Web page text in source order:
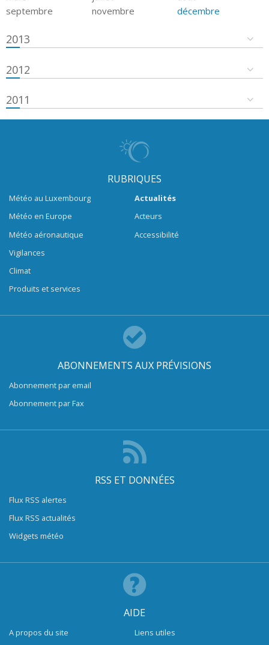
septembre
novembre décembre
2013
2012
2011
RUBRIQUES
Météo au Luxembourg
Météo en Europe
Météo aéronautique
Vigilances
Climat
Produits et services
Actualités
Acteurs
Accessibilité
ABONNEMENTS AUX PRÉVISIONS
Abonnement par email
Abonnement par Fax
RSS ET DONNÉES
Flux RSS alertes
Flux RSS actualités
Widgets météo
AIDE
A propos du site
Liens utiles